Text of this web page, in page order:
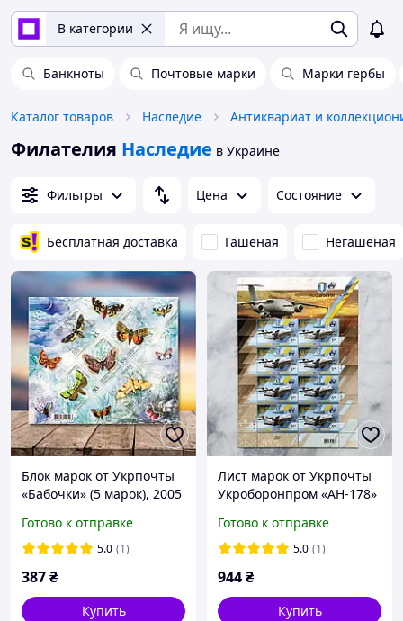
В категории
Банкноты Почтовые марки Марки гербы
Каталог товаров Наследие
Филателия Наследие в Украине
Фильтры Цена Состояние
Бесплатная доставка Гашеная Негашеная
Блок марок от Укрпочты
«Бабочки» (5 марок), 2005
Готово к отправке
5.0 (1)
387₴
Купить
Лист марок от Укрпочты
Укроборонпром «АН-178»
техника Украины" (8
марок), 2017
Готово к отправке
5.0 (1)
944₴
Купить